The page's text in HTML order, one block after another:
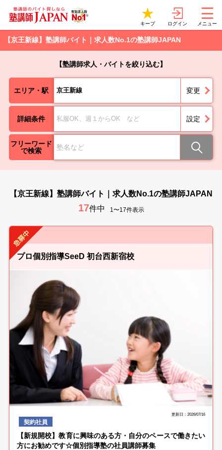
キープ ログイン メニュー
【京王新線】塾講師バイト｜求人数No.1の塾講師JAPAN
【塾講師求人・バイトを絞り込む】
エリア・駅 京王新線 変更
詳細条件 私服OK、週１からOK など 設定
フリーワード
で検索
【京王新線】塾講師バイト｜求人数No.1の塾講師JAPAN
17件中 1〜17件表示
プロ個別指導SeeD 初台西新宿校
更新日：2026/07/16
契約社員
【新規開校】教育に興味のある方・自分のペースで働きたい
方にお勧めです☆個別指導塾の社員講師募集